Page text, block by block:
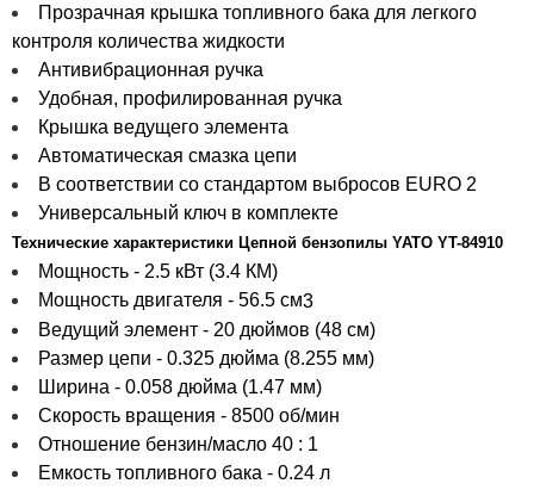
Прозрачная крышка топливного бака для легкого
контроля количества жидкости
Антивибрационная ручка
Удобная, профилированная ручка
Крышка ведущего элемента
Автоматическая смазка цепи
В соответствии со стандартом выбросов EURO 2
Универсальный ключ в комплекте
Технические характеристики Цепной бензопилы YATO YT-84910
Мощность - 2.5 кВт (3.4 КМ)
Мощность двигателя - 56.5 см3
Ведущий элемент - 20 дюймов (48 см)
Размер цепи - 0.325 дюйма (8.255 мм)
Ширина - 0.058 дюйма (1.47 мм)
Скорость вращения - 8500 об/мин
Отношение бензин/масло 40 : 1
Емкость топливного бака - 0.24 л